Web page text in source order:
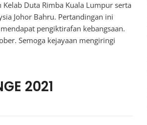
Kelab Duta Rimba Kuala Lumpur serta
Johor Bahru. Pertandingan ini
pengiktirafan kebangsaan.
Semoga kejayaan mengiringi
2021